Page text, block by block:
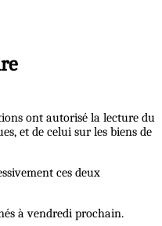
ont autorisé la lecture du
et de celui sur les biens de
ces deux
à vendredi prochain.